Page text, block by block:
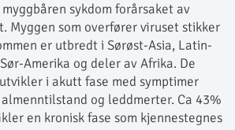
sykdom forårsaket av
Myggen som overfører viruset stikker
er utbredt i Sørøst-Asia, Latin-
Amerika og deler av Afrika. De
i akutt fase med symptimer
og leddmerter. Ca 43%
en kronisk fase som kjennestegnes